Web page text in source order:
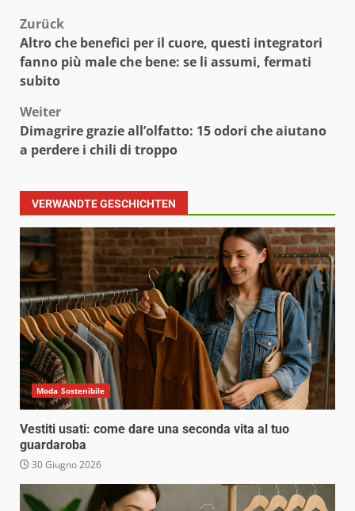
Beitragsnavigation
Zurück
Altro che benefici per il cuore, questi integratori
fanno più male che bene: se li assumi, fermati
subito
Weiter
Dimagrire grazie all’olfatto: 15 odori che aiutano
a perdere i chili di troppo
VERWANDTE GESCHICHTEN
Moda Sostenibile
Vestiti usati: come dare una seconda vita al tuo
guardaroba
30 Giugno 2026